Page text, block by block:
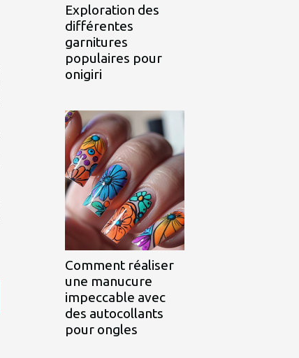
Exploration des
différentes
garnitures
populaires pour
onigiri
Comment réaliser
une manucure
impeccable avec
des autocollants
pour ongles